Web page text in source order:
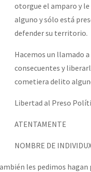
otorgue el amparo y
alguno y sólo está
defender su territorio.
Hacemos un llamado
consecuentes y
cometiera delito
Libertad al Preso
ATENTAMENTE
NOMBRE DE
les pedimos hagan